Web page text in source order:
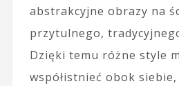
abstrakcyjne obrazy na
przytulnego,
Dzięki temu różne style
współistnieć obok